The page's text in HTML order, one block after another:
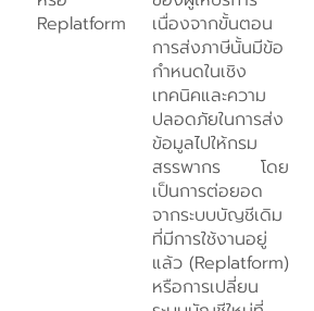
Replatform
เนื่องจากขั้นตอน
การส่งภาษีนั้นมีข้อ
กำหนดในเชิง
เทคนิคและความ
ปลอดภัยในการส่ง
ข้อมูลไปให้กรม
สรรพากร โดย
เป็นการต่อยอด
จากระบบบัญชีเดิม
ที่มีการใช้งานอยู่
แล้ว (Replatform)
หรือการเปลี่ยน